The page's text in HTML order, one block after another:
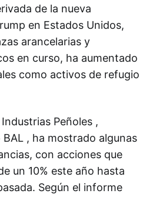
de la nueva
en Estados Unidos,
arancelarias y
en curso, ha aumentado
como activos de refugio
Peñoles ,
, ha mostrado algunas
con acciones que
un 10% este año hasta
Según el informe